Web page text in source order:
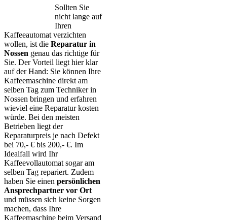
Sollten Sie
nicht lange auf
Ihren
Kaffeeautomat verzichten
wollen, ist die Reparatur in
Nossen genau das richtige für
Sie. Der Vorteil liegt hier klar
auf der Hand: Sie können Ihre
Kaffeemaschine direkt am
selben Tag zum Techniker in
Nossen bringen und erfahren
wieviel eine Reparatur kosten
würde. Bei den meisten
Betrieben liegt der
Reparaturpreis je nach Defekt
bei 70,- € bis 200,- €. Im
Idealfall wird Ihr
Kaffeevollautomat sogar am
selben Tag repariert. Zudem
haben Sie einen persönlichen
Ansprechpartner vor Ort
und müssen sich keine Sorgen
machen, dass Ihre
Kaffeemaschine beim Versand